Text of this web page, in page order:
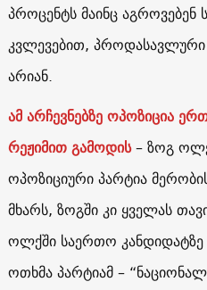
პროცენტს მაინც
კვლევებით,
არიან.
ამ არჩევნებზე ოპოზიცია
რეჟიმით გამოდის– ზოგ
ოპოზიციური პარტია
მხარს, ზოგში კი ყველას
ოლქში საერთო კანდიდატზე
ოთხმა პარტიამ –